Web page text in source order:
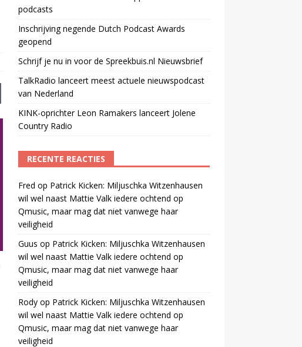
podcasts
Inschrijving negende Dutch Podcast Awards
geopend
Schrijf je nu in voor de Spreekbuis.nl Nieuwsbrief
TalkRadio lanceert meest actuele nieuwspodcast
van Nederland
KINK-oprichter Leon Ramakers lanceert Jolene
Country Radio
RECENTE REACTIES
Fred op Patrick Kicken: Miljuschka Witzenhausen
wil wel naast Mattie Valk iedere ochtend op
Qmusic, maar mag dat niet vanwege haar
veiligheid
Guus op Patrick Kicken: Miljuschka Witzenhausen
wil wel naast Mattie Valk iedere ochtend op
Qmusic, maar mag dat niet vanwege haar
veiligheid
Rodyop Patrick Kicken: Miljuschka Witzenhausen
wil wel naast Mattie Valk iedere ochtend op
Qmusic, maar mag dat niet vanwege haar
veiligheid